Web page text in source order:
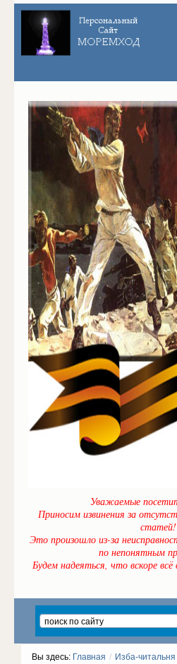
Уважаемые
Приносим извинения за
статей!
Это произошло из-за
по непонятным
Будем надеяться, что вскоре
Вы здесь: Главная / Изба-читальня